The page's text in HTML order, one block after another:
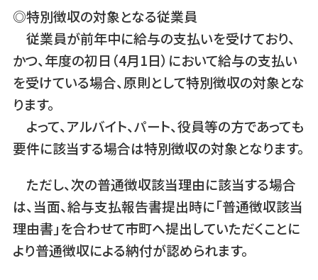
◎特別徴収の対象となる従業員
従業員が前年中に給与の支払いを受けており、
かつ、年度の初日（4月1日）において給与の支払い
を受けている場合、原則として特別徴収の対象とな
ります。
よって、アルバイト、パート、役員等の方であっても
要件に該当する場合は特別徴収の対象となります。
ただし、次の普通徴収該当理由に該当する場合
は、当面、給与支払報告書提出時に「普通徴収該当
理由書」を合わせて市町へ提出していただくことに
より普通徴収による納付が認められます。